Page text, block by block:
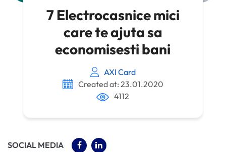
7 Electrocasnice mici
care te ajuta sa
economisesti bani
AXI Card
Created at: 23.01.2020
4112
SOCIAL MEDIA (OPENS IN A NEW TAB)
(OPENS IN A NEW TAB)